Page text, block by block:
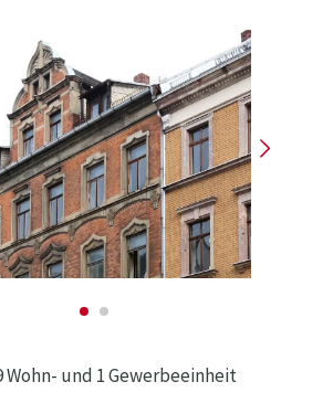
Wohn- und 1 Gewerbeeinheit